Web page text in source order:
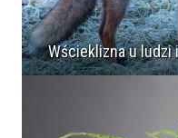
Wścieklizna u ludzi